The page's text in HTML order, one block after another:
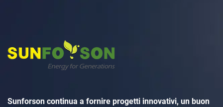
Sunforson continua a fornire progetti innovativi, un buon